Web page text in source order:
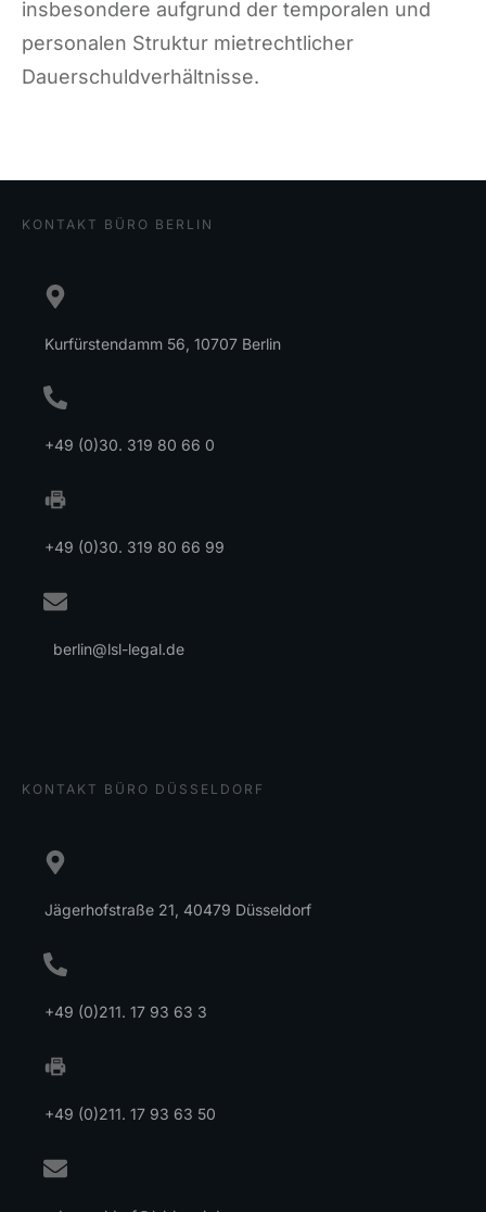
insbesondere aufgrund der temporalen und
personalen Struktur mietrechtlicher
Dauerschuldverhältnisse.
KONTAKT BÜRO BERLIN
Kurfürstendamm 56, 10707 Berlin
+49 (0)30. 319 80 66 0
+49 (0)30. 319 80 66 99
berlin@lsl-legal.de
KONTAKT BÜRO DÜSSELDORF
Jägerhofstraße 21, 40479 Düsseldorf
+49 (0)211. 17 93 63 3
+49 (0)211. 17 93 63 50